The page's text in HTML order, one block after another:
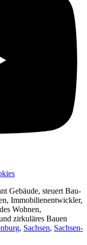
Gebäude, steuert Bau-
Immobilienentwickler,
Wohnen,
zirkuläres Bauen
, Sachsen, Sachsen-